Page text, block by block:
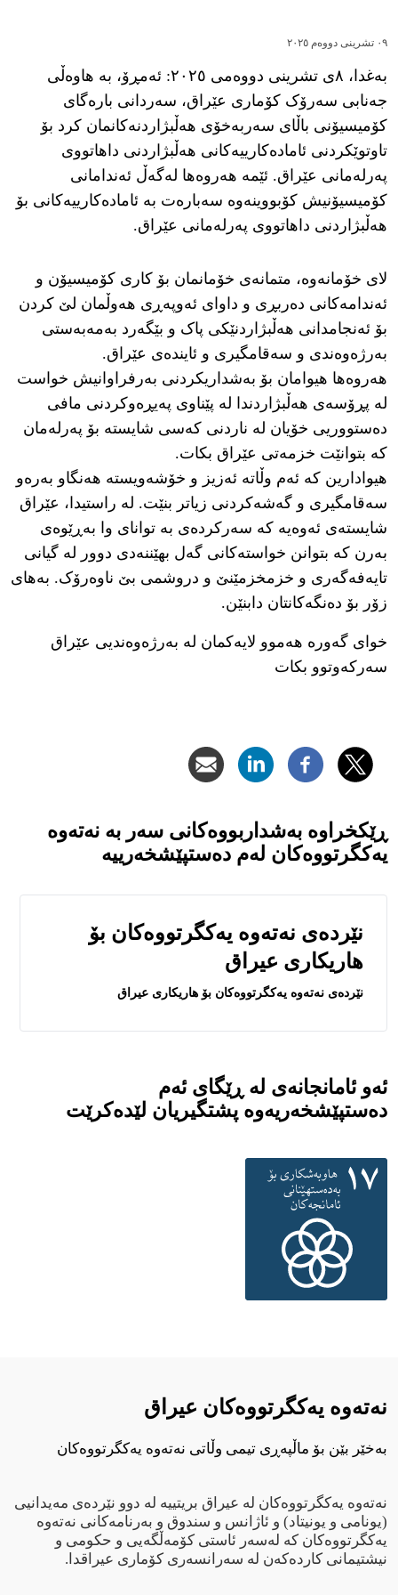
٠٩ تشرینی دووەم ٢٠٢٥
بەغدا، ٨ی تشرینی دووەمی ٢٠٢٥: ئەمڕۆ، بە هاوەڵی
جەنابی سەرۆک کۆماری عێراق، سەردانی بارەگای
کۆمیسیۆنی باڵای سەربەخۆی هەڵبژاردنەکانمان کرد بۆ
تاوتوێکردنی ئامادەکارییەکانی هەڵبژاردنی داهاتووی
پەرلەمانی عێراق. ئێمە هەروەها لەگەڵ ئەندامانی
کۆمیسیۆنیش کۆبووینەوە سەبارەت بە ئامادەکارییەکانی بۆ
هەڵبژاردنی داهاتووی پەرلەمانی عێراق.
لای خۆمانەوە، متمانەی خۆمانمان بۆ کاری کۆمیسیۆن و
ئەندامەکانی دەربڕی و داوای ئەوپەڕی هەوڵمان لێ کردن
بۆ ئەنجامدانی هەڵبژاردنێکی پاک و بێگەرد بەمەبەستی
بەرژەوەندی و سەقامگیری و ئایندەی عێراق.
هەروەها هیوامان بۆ بەشداریکردنی بەرفراوانیش خواست
لە پڕۆسەی هەڵبژاردندا لە پێناوی پەیڕەوکردنی مافی
دەستووریی خۆیان لە ناردنی کەسی شایستە بۆ پەرلەمان
کە بتوانێت خزمەتی عێراق بکات.
هیوادارین کە ئەم وڵاتە ئەزیز و خۆشەویستە هەنگاو بەرەو
سەقامگیری و گەشەکردنی زیاتر بنێت. لە راستیدا، عێراق
شایستەی ئەوەیە کە سەرکردەی بە توانای وا بەڕێوەی
بەرن کە بتوانن خواستەکانی گەل بهێننەدی دوور لە گیانی
تایەفەگەری و خزمخزمێنێ و دروشمی بێ ناوەرۆک. بەهای
زۆر بۆ دەنگەکانتان دابنێن.
خوای گەورە هەموو لایەکمان لە بەرژەوەندیی عێراق
سەرکەوتوو بکات
ڕێکخراوە بەشداربووەکانی سەر بە نەتەوە
یەکگرتووەکان لەم دەستپێشخەرییە
نێرده‌ى نه‌ته‌وه‌ يه‌كگرتووه‌كان بۆ
هاريكارى عيراق
نێرده‌ى نه‌ته‌وه‌ يه‌كگرتووه‌كان بۆ هاريكارى عيراق
ئەو ئامانجانەی لە ڕێگای ئەم
دەستپێشخەریەوە پشتگیریان لێدەکرێت
نەتەوە یەکگرتووەکان عيراق
بەخێر بێن بۆ ماڵپەڕی تیمی وڵاتی نەتەوە یەکگرتووەکان
نەتەوە یەکگرتووەکان لە عیراق بریتییە لە دوو نێردەی مەیدانیی
(یونامی و یونیتاد) و ئاژانس و سندوق و بەرنامەکانی نەتەوە
یەکگرتووەکان کە لەسەر ئاستی کۆمەڵگەیی و حکومی و
نیشتیمانی کاردەکەن لە سەرانسەری کۆماری عیراقدا.